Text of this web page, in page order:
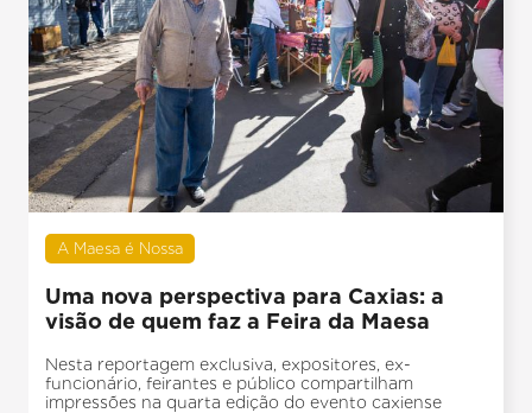
A Maesa é Nossa
Uma nova perspectiva para Caxias: a
visão de quem faz a Feira da Maesa
Nesta reportagem exclusiva, expositores, ex-
funcionário, feirantes e público compartilham
impressões na quarta edição do evento caxiense